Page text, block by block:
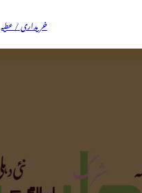
خریداری / عطیہ
شرک